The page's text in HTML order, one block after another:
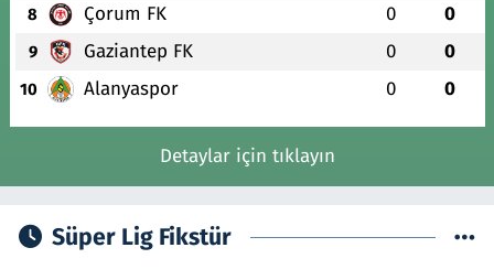
8 Çorum FK 0 0
9 Gaziantep FK 0 0
10 Alanyaspor 0 0
Detaylar için tıklayın
Süper Lig Fikstür